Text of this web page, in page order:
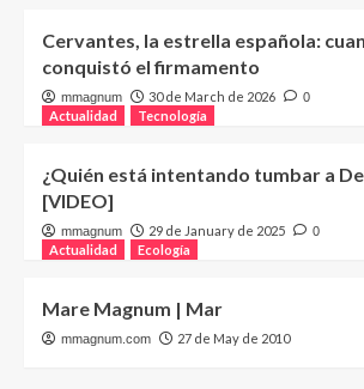
Cervantes, la estrella española:
conquistó el firmamento
mmagnum 30 de March de 2026 0
Actualidad Tecnología
¿Quién está intentando tumbar a
[VIDEO]
mmagnum 29 de January de 2025 0
Actualidad Ecología
Mare Magnum | Mar
mmagnum.com 27 de May de 2010